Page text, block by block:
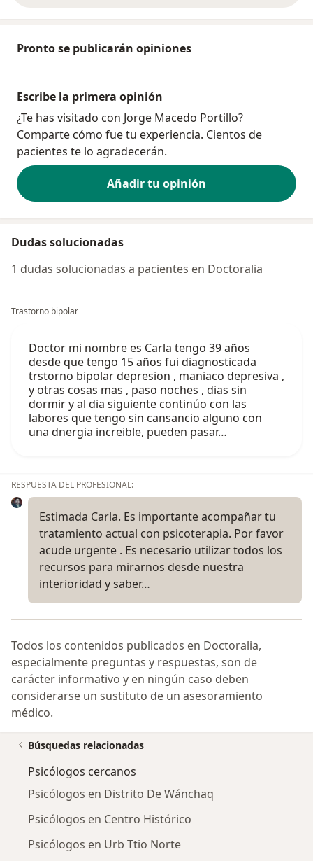
Pronto se publicarán opiniones
Escribe la primera opinión
¿Te has visitado con Jorge Macedo Portillo?
Comparte cómo fue tu experiencia. Cientos de
pacientes te lo agradecerán.
Añadir tu opinión
Dudas solucionadas
1 dudas solucionadas a pacientes en Doctoralia
Trastorno bipolar
Doctor mi nombre es Carla tengo 39 años
desde que tengo 15 años fui diagnosticada
trstorno bipolar depresion , maniaco depresiva ,
y otras cosas mas , paso noches , dias sin
dormir y al dia siguiente continúo con las
labores que tengo sin cansancio alguno con
una dnergia increible, pueden pasar…
RESPUESTA DEL PROFESIONAL:
Estimada Carla. Es importante acompañar tu
tratamiento actual con psicoterapia. Por favor
acude urgente . Es necesario utilizar todos los
recursos para mirarnos desde nuestra
interioridad y saber…
Todos los contenidos publicados en Doctoralia,
especialmente preguntas y respuestas, son de
carácter informativo y en ningún caso deben
considerarse un sustituto de un asesoramiento
médico.
Búsquedas relacionadas
Psicólogos cercanos
Psicólogos en Distrito De Wánchaq
Psicólogos en Centro Histórico
Psicólogos en Urb Ttio Norte